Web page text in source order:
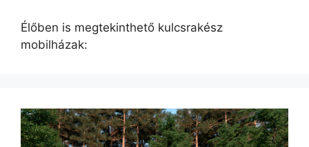
Élőben is megtekinthető kulcsrakész
mobilházak: